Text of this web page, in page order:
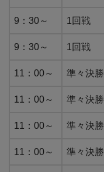
9：30～ 1回戦
9：30～ 1回戦
11：00～ 準々決勝
11：00～ 準々決勝
11：00～ 準々決勝
11：00～ 準々決勝